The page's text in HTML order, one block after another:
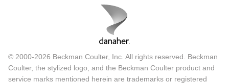
© 2000-2026 Beckman Coulter, Inc. All rights reserved. Beckman
Coulter, the stylized logo, and the Beckman Coulter product and
service marks mentioned herein are trademarks or registered